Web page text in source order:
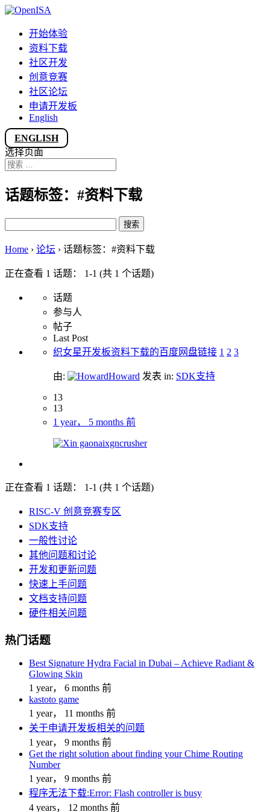
开始体验
资料下载
社区开发
创意竞赛
社区论坛
申请开发板
English
ENGLISH
选择页面
话题标签：#资料下载
Home › 论坛 › 话题标签：#资料下载
正在查看 1 话题： 1-1 (共 1 个话题)
话题
参与人
帖子
Last Post
织女星开发板资料下载的百度网盘链接 1 2 3
由: Howard 发表 in: SDK支持
13
13
1 year， 5 months 前
xgncrusher
正在查看 1 话题： 1-1 (共 1 个话题)
RISC-V 创意竞赛专区
SDK支持
一般性讨论
其他问题和讨论
开发和更新问题
快速上手问题
文档支持问题
硬件相关问题
热门话题
Best Signature Hydra Facial in Dubai – Achieve Radiant &
Glowing Skin
1 year， 6 months 前
kastoto game
1 year， 11 months 前
关于申请开发板相关的问题
1 year， 9 months 前
Get the right solution about finding your Chime Routing
Number
1 year， 9 months 前
程序无法下载:Error: Flash controller is busy
4 years， 12 months 前